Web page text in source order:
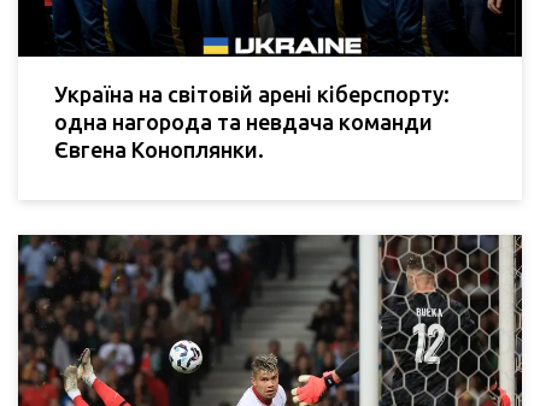
Україна на світовій арені кіберспорту:
одна нагорода та невдача команди
Євгена Коноплянки.